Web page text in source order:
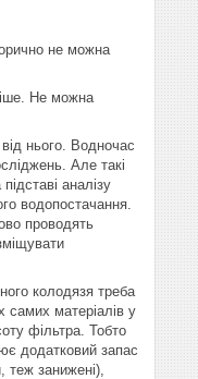
не можна
Не можна
нього. Водночас
Але такі
аналізу
водопостачання.
проводять
колодязя треба
самих матеріалів у
фільтра. Тобто
додатковий запас
теж занижені),